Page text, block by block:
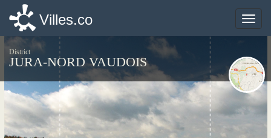
Toggle
Villes.co
District
JURA-NORD VAUDOIS
Toggle
Villes.co